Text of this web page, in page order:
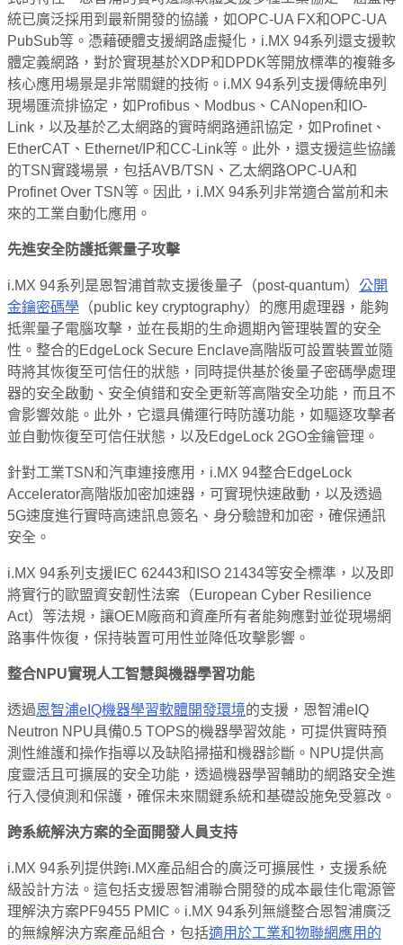
統已廣泛採用到最新開發的協議，如OPC-UA FX和OPC-UA
PubSub等。憑藉硬體支援網路虛擬化，i.MX 94系列還支援軟
體定義網路，對於實現基於XDP和DPDK等開放標準的複雜多
核心應用場景是非常關鍵的技術。i.MX 94系列支援傳統串列
現場匯流排協定，如Profibus、Modbus、CANopen和IO-
Link，以及基於乙太網路的實時網路通訊協定，如Profinet、
EtherCAT、Ethernet/IP和CC-Link等。此外，還支援這些協議
的TSN實踐場景，包括AVB/TSN、乙太網路OPC-UA和
Profinet Over TSN等。因此，i.MX 94系列非常適合當前和未
來的工業自動化應用。
先進安全防護抵禦量子攻擊
i.MX 94系列是恩智浦首款支援後量子（post-quantum） 公開
金鑰密碼學 （public key cryptography）的應用處理器，能夠
抵禦量子電腦攻擊，並在長期的生命週期內管理裝置的安全
性。整合的EdgeLock Secure Enclave高階版可設置裝置並隨
時將其恢復至可信任的狀態，同時提供基於後量子密碼學處理
器的安全啟動、安全偵錯和安全更新等高階安全功能，而且不
會影響效能。此外，它還具備運行時防護功能，如驅逐攻擊者
並自動恢復至可信任狀態，以及EdgeLock 2GO金鑰管理。
針對工業TSN和汽車連接應用，i.MX 94整合EdgeLock
Accelerator高階版加密加速器，可實現快速啟動，以及透過
5G速度進行實時高速訊息簽名、身分驗證和加密，確保通訊
安全。
i.MX 94系列支援IEC 62443和ISO 21434等安全標準，以及即
將實行的歐盟資安韌性法案（European Cyber Resilience
Act）等法規，讓OEM廠商和資產所有者能夠應對並從現場網
路事件恢復，保持裝置可用性並降低攻擊影響。
整合NPU實現人工智慧與機器學習功能
透過恩智浦eIQ機器學習軟體開發環境的支援，恩智浦eIQ
Neutron NPU具備0.5 TOPS的機器學習效能，可提供實時預
測性維護和操作指導以及缺陷掃描和機器診斷。NPU提供高
度靈活且可擴展的安全功能，透過機器學習輔助的網路安全進
行入侵偵測和保護，確保未來關鍵系統和基礎設施免受篡改。
跨系統解決方案的全面開發人員支持
i.MX 94系列提供跨i.MX產品組合的廣泛可擴展性，支援系統
級設計方法。這包括支援恩智浦聯合開發的成本最佳化電源管
理解決方案PF9455 PMIC。i.MX 94系列無縫整合恩智浦廣泛
的無線解決方案產品組合，包括適用於工業和物聯網應用的